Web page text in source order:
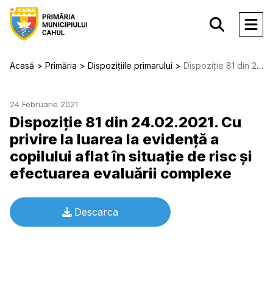
Acasă Primăria Dispozițiile primarului Dispoziție 81 din 24.02.2021. Cu privire la luarea la evidenţă a copilului aflat în situaţie de risc şi efectuarea evaluării complexe
24 Februarie 2021
Dispoziție 81 din 24.02.2021. Cu
privire la luarea la evidenţă a
copilului aflat în situaţie de risc şi
efectuarea evaluării complexe
Descarca